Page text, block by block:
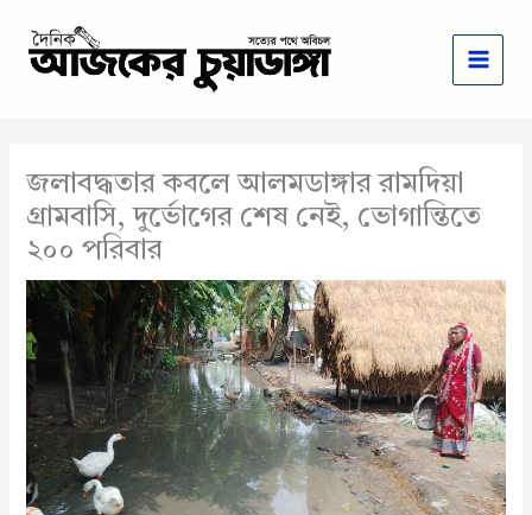
content
জলাবদ্ধতার কবলে আলমডাঙ্গার রামদিয়া
গ্রামবাসি, দুর্ভোগের শেষ নেই, ভোগান্তিতে
২০০ পরিবার